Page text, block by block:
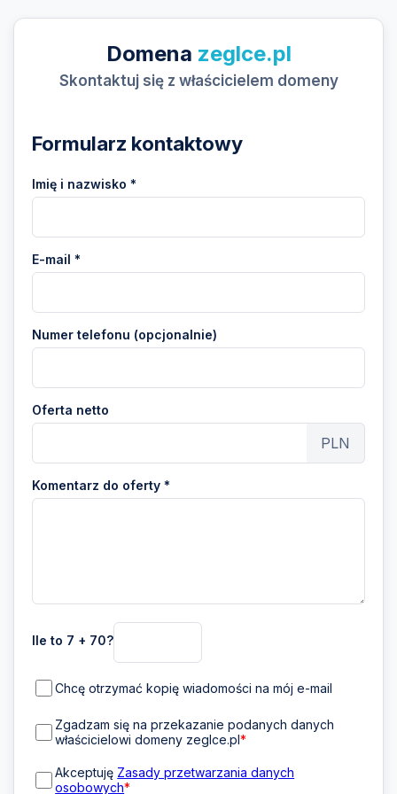
Domena zeglce.pl
Skontaktuj się z właścicielem domeny
Formularz kontaktowy
Imię i nazwisko *
E-mail *
Numer telefonu (opcjonalnie)
Oferta netto
PLN
Komentarz do oferty *
Ile to 7 + 70?
Chcę otrzymać kopię wiadomości na mój e-mail
Zgadzam się na przekazanie podanych danych
właścicielowi domeny zeglce.pl*
Akceptuję Zasady przetwarzania danych
osobowych*